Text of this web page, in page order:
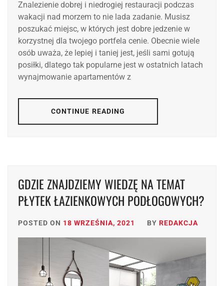
Znalezienie dobrej i niedrogiej restauracji podczas
wakacji nad morzem to nie lada zadanie. Musisz
poszukać miejsc, w których jest dobre jedzenie w
korzystnej dla twojego portfela cenie. Obecnie wiele
osób uważa, że lepiej i taniej jest, jeśli sami gotują
posiłki, dlatego tak popularne jest w ostatnich latach
wynajmowanie apartamentów z
CONTINUE READING
GDZIE ZNAJDZIEMY WIEDZĘ NA TEMAT
PŁYTEK ŁAZIENKOWYCH PODŁOGOWYCH?
POSTED ON 18 WRZEŚNIA, 2021 BY REDAKCJA